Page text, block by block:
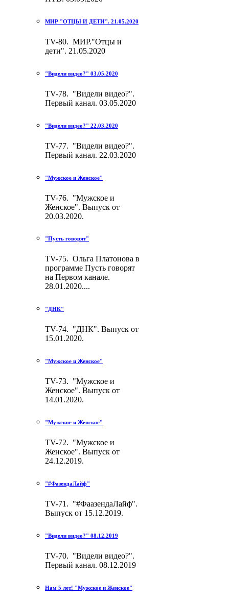
МИР "ОТЦЫ И ДЕТИ". 21.05.2020
TV-80. МИР."Отцы и
дети". 21.05.2020
"Видели видео?" 03.05.2020
TV-78. "Видели видео?".
Первый канал. 03.05.2020
"Видели видео?" 22.03.2020
TV-77. "Видели видео?".
Первый канал. 22.03.2020
"Мужское и Женское"
TV-76. "Мужское и
Женское". Выпуск от
20.03.2020.
"Пусть говорят"
TV-75. Ольга Платонова в
программе Пусть говорят
на Первом канале.
28.01.2020....
"ДНК"
TV-74. "ДНК". Выпуск от
15.01.2020.
"Мужское и Женское"
TV-73. "Мужское и
Женское". Выпуск от
14.01.2020.
"Мужское и Женское"
TV-72. "Мужское и
Женское". Выпуск от
24.12.2019.
"#ФазендаЛайф"
TV-71. "#ФаазендаЛайф".
Выпуск от 15.12.2019.
"Видели видео?" 08.12.2019
TV-70. "Видели видео?".
Первый канал. 08.12.2019
Нам 5 лет! "Мужское и Женское"